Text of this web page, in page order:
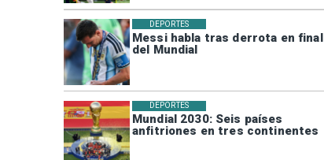
Messi habla tras derrota en final
del Mundial
DEPORTES
Mundial 2030: Seis países
anfitriones en tres continentes
DEPORTES